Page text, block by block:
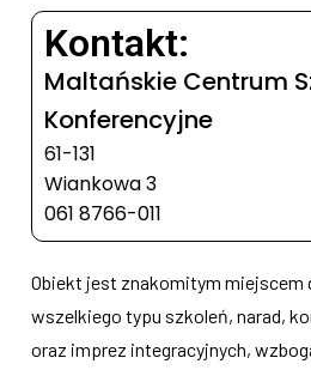
Kontakt:
Maltańskie Centrum
Konferencyjne
61-131
Wiankowa 3
061 8766-011
Obiekt jest znakomitym miejscem
wszelkiego typu szkoleń, narad,
oraz imprez integracyjnych,